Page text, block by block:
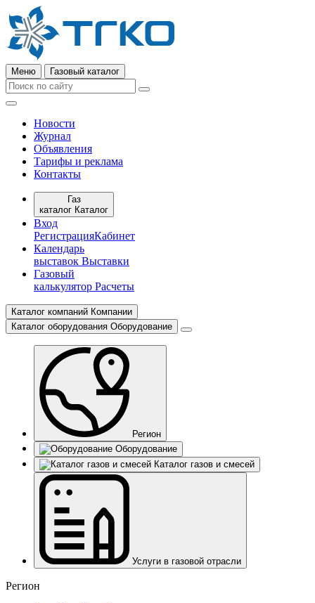
Меню Газовый каталог
Новости
Журнал
Объявления
Тарифы и реклама
Контакты
Газ
каталог Каталог
Вход
РегистрацияКабинет
Календарь
выставок Выставки
Газовый
калькулятор Расчеты
Каталог компаний Компании
Каталог оборудования Оборудование
Регион
Оборудование
Каталог газов и смесей
Услуги в газовой отрасли
Регион